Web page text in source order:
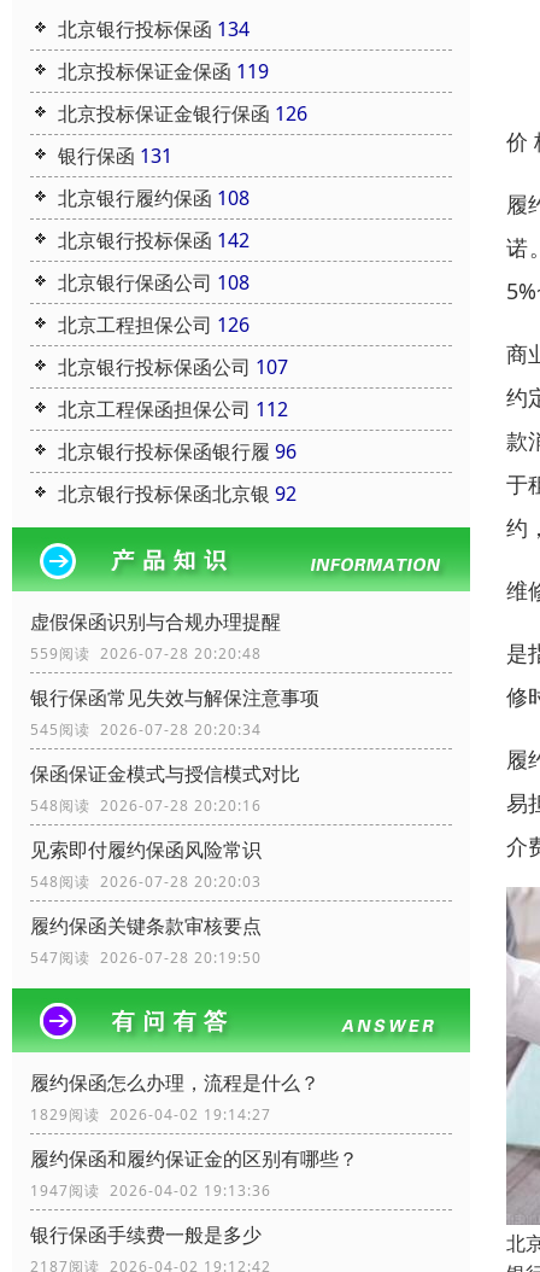
北京银行投标保函 134
北京投标保证金保函 119
北京投标保证金银行保函 126
银行保函 131
北京银行履约保函 108
北京银行投标保函 142
北京银行保函公司 108
北京工程担保公司 126
北京银行投标保函公司 107
北京工程保函担保公司 112
北京银行投标保函银行履 96
北京银行投标保函北京银 92
虚假保函识别与合规办理提醒
559阅读 2026-07-28 20:20:48
银行保函常见失效与解保注意事项
545阅读 2026-07-28 20:20:34
保函保证金模式与授信模式对比
548阅读 2026-07-28 20:20:16
见索即付履约保函风险常识
548阅读 2026-07-28 20:20:03
履约保函关键条款审核要点
547阅读 2026-07-28 20:19:50
履约保函怎么办理，流程是什么？
1829阅读 2026-04-02 19:14:27
履约保函和履约保证金的区别有哪些？
1947阅读 2026-04-02 19:13:36
银行保函手续费一般是多少
2187阅读 2026-04-02 19:12:42
价
履
诺
商
约
款
于
约
维
是
修
履
易
介
北